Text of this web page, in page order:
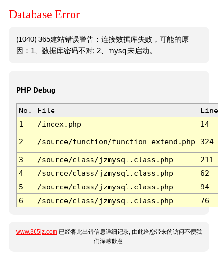
Database Error
(1040) 365建站错误警告：连接数据库失败，可能的原
因：1、数据库密码不对; 2、mysql未启动。
PHP Debug
No. File
Line
1
/index.php 14
2 /source/function/function_extend.php 324
3 /source/class/jzmysql.class.php
211
4
/source/class/jzmysql.class.php
62
5
/source/class/jzmysql.class.php
94
6
/source/class/jzmysql.class.php 76
www.365jz.com 已经将此出错信息详细记录, 由此给您带来的访问不便我
们深感歉意.